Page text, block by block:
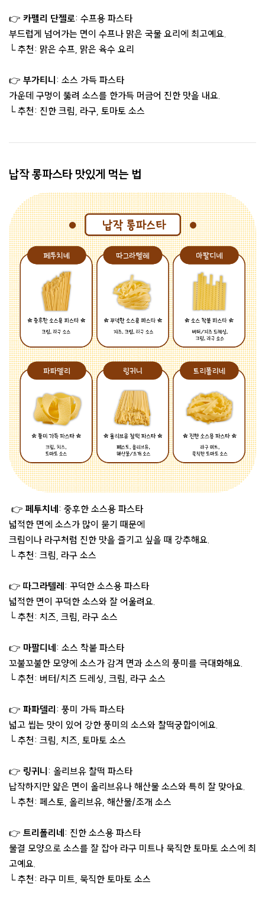
👉 카펠리 단젤로: 수프용 파스타
부드럽게 넘어가는 면이 수프나 맑은 국물 요리에 최고예요.
└ 추천: 맑은 수프, 맑은 육수 요리
👉 부가티니 : 소스 가득 파스타
가운데 구멍이 뚫려 소스를 한가득 머금어 진한 맛을 내요.
└ 추천: 진한 크림, 라구, 토마토 소스
납작 롱파스타 맛있게 먹는 법
👉 페투치네 : 중후한 소스용 파스타
넓적한 면에 소스가 많이 묻기 때문에
크림이나 라구처럼 진한 맛을 즐기고 싶을 때 강추해요.
└ 추천: 크림, 라구 소스
👉 따그라텔레 : 꾸덕한 소스용 파스타
넓적한 면이 꾸덕한 소스와 잘 어울려요.
└ 추천: 치즈, 크림, 라구 소스
👉 마팔디네 : 소스 착붙 파스타
꼬불꼬불한 모양에 소스가 감겨 면과 소스의 풍미를 극대화해요.
└ 추천: 버터/치즈 드레싱, 크림, 라구 소스
👉 파파델리 : 풍미 가득 파스타
넓고 씹는 맛이 있어 강한 풍미의 소스와 찰떡궁합이에요.
└ 추천: 크림, 치즈, 토마토 소스
👉 링귀니 : 올리브유 찰떡 파스타
납작하지만 얇은 면이 올리브유나 해산물 소스와 특히 잘 맞아요.
└ 추천: 페스토, 올리브유, 해산물/조개 소스
👉 트리폴리네 : 진한 소스용 파스타
물결 모양으로 소스를 잘 잡아 라구 미트나 묵직한 토마토 소스에 최
고예요.
└ 추천: 라구 미트, 묵직한 토마토 소스